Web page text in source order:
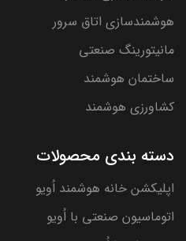
هوشمندسازی اتاق سرور
مانیتورینگ صنعتی
ساختمان هوشمند
کشاورزی هوشمند
دسته بندی محصولات
اپلیکشن خانه هوشمند اُویو
اتوماسیون صنعتی با اُویو